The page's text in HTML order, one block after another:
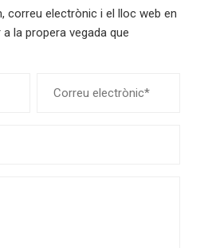
correu electrònic i el lloc web en
la propera vegada que